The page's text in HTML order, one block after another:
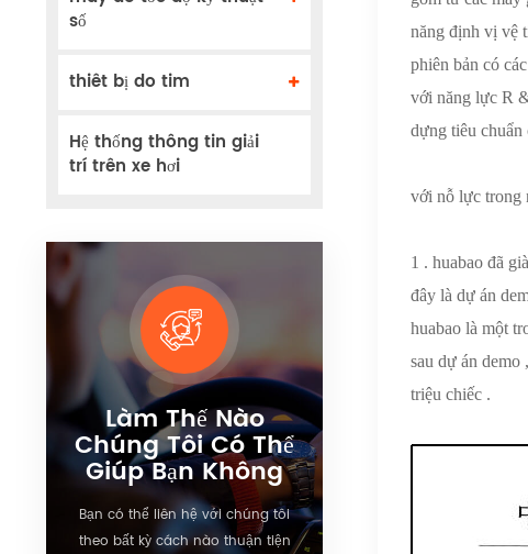
năng định vị vệ
phiên bản có
với năng lực R
dựng tiêu chuẩn
với nỗ lực trong
1 . huabao đã
đây là dự án
huabao là một
sau dự án demo
triệu chiếc .
số
thiêt bị do tim
Hệ thống thông tin giải
trí trên xe hơi
Làm Thế Nào
Chúng Tôi Có Thể
Giúp Bạn Không
Bạn có thể liên hệ với chúng tôi
theo bất kỳ cách nào thuận tiện